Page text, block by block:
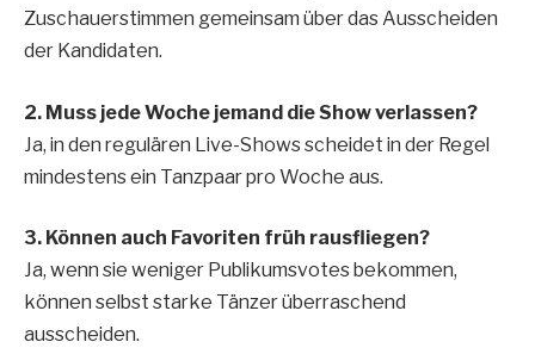
Zuschauerstimmen gemeinsam über das Ausscheiden
der Kandidaten.
2. Muss jede Woche jemand die Show verlassen?
Ja, in den regulären Live-Shows scheidet in der Regel
mindestens ein Tanzpaar pro Woche aus.
3. Können auch Favoriten früh rausfliegen?
Ja, wenn sie weniger Publikumsvotes bekommen,
können selbst starke Tänzer überraschend
ausscheiden.